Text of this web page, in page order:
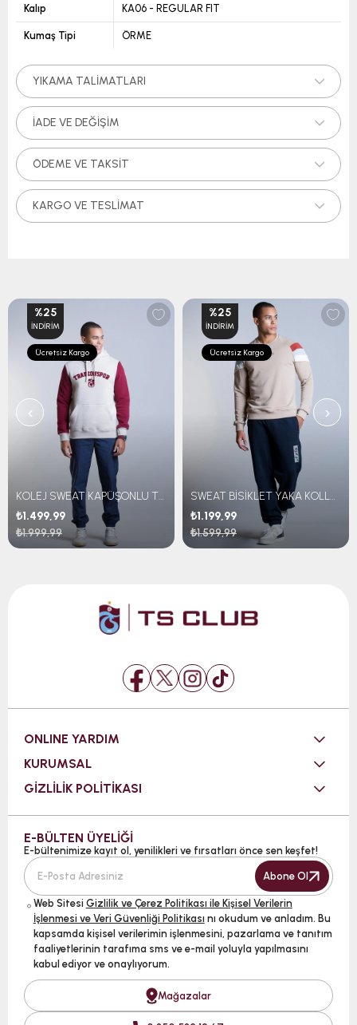
Kalıp KA06 - REGULAR FIT
Kumaş Tipi ÖRME
YIKAMA TALIMATLARI
İADE VE DEĞIŞIM
ÖDEME VE TAKSIT
KARGO VE TESLIMAT
KOLEJ SWEAT KAPÜŞONLU TRABZONSPOR NAKIŞLI
₺1.499,99
₺1.999,99
%25
İNDIRIM
Ücretsiz Kargo
SWEAT BİSİKLET YAKA KOLLARI ÇİZGİLİ
₺1.199,99
₺1.599,99
%25
İNDIRIM
Ücretsiz Kargo
‹ ›
ONLINE YARDIM
KURUMSAL
GİZLİLİK POLİTİKASI
E-BÜLTEN ÜYELİĞİ
E-bültenimize kayıt ol, yenilikleri ve fırsatları önce sen keşfet!
Abone Ol
Web Sitesi Gizlilik ve Çerez Politikası ile Kişisel Verilerin
İşlenmesi ve Veri Güvenliği Politikası nı okudum ve anladım. Bu
kapsamda kişisel verilerimin işlenmesini, pazarlama ve tanıtım
faaliyetlerinin tarafıma sms ve e-mail yoluyla yapılmasını
kabul ediyor ve onaylıyorum.
Mağazalar